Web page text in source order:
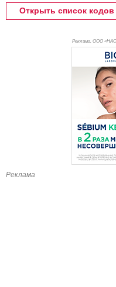
Открыть список
Реклама. ООО
Реклама